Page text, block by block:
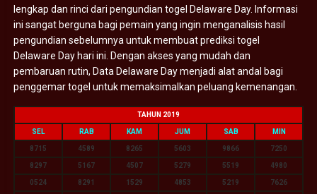
lengkap dan rinci dari pengundian togel Delaware Day. Informasi
ini sangat berguna bagi pemain yang ingin menganalisis hasil
pengundian sebelumnya untuk membuat prediksi togel
Delaware Day hari ini. Dengan akses yang mudah dan
pembaruan rutin, Data Delaware Day menjadi alat andal bagi
penggemar togel untuk memaksimalkan peluang kemenangan.
TAHUN 2019
SEL RAB KAM JUM SAB MIN
8715 4589 8265 5603 9866 7250
8297 5167 4507 5279 5519 4980
0524 8291 1529 4853 5219 7626